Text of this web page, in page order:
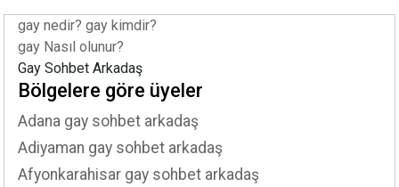
gay nedir? gay kimdir?
gay Nasıl olunur?
Gay Sohbet Arkadaş
Bölgelere göre üyeler
Adana gay sohbet arkadaş
Adiyaman gay sohbet arkadaş
Afyonkarahisar gay sohbet arkadaş